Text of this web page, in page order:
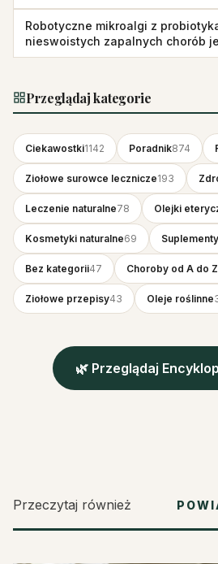
Robotyczne mikroalgi z
nieswoistych zapalnych chorób
Przeglądaj kategorie
Ciekawostki1142 Poradnik874
Ziołowe surowce lecznicze193
Leczenie naturalne78 Olejki
Kosmetyki naturalne69
Bez kategorii47 Choroby od A do Z
Ziołowe przepisy43 Oleje roślinne
🌿 Przeglądaj
Przeczytaj również